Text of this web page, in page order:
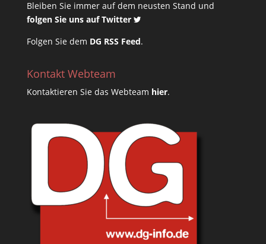
Bleiben Sie immer auf dem neusten Stand und
folgen Sie uns auf Twitter
Folgen Sie dem DG RSS Feed.
Kontakt Webteam
Kontaktieren Sie das Webteam hier.